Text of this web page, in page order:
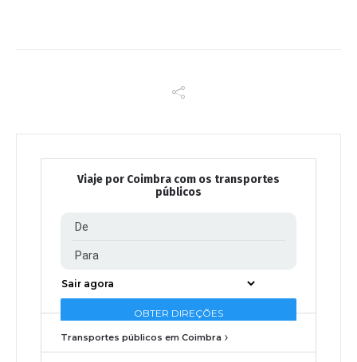
Viaje por Coimbra com os transportes
públicos
Transportes públicos em Coimbra